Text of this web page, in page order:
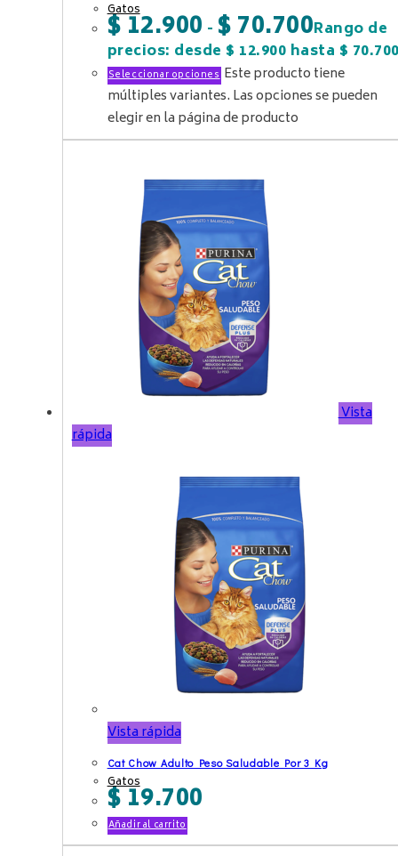
Gatos
$12.900 - $70.700Rango de
precios: desde $ 12.900 hasta $
Seleccionar opciones Este producto tiene
múltiples variantes. Las opciones se pueden
elegir en la página de producto
Vista
rápida
Vista rápida
Cat Chow Adulto Peso Saludable Por 3 Kg
Gatos
$19.700
Añadir al carrito